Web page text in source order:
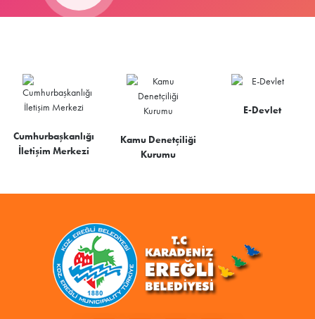
Cumhurbaşkanlığı
İletişim Merkezi
Kamu Denetçiliği
Kurumu
E-Devlet